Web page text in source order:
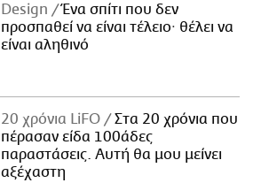
Design
Ένα σπίτι που δεν
προσπαθεί να είναι τέλειο· θέλει να
είναι αληθινό
20 χρόνια LiFO
Στα 20 χρόνια που
πέρασαν είδα 100άδες
παραστάσεις. Αυτή θα μου μείνει
αξέχαστη